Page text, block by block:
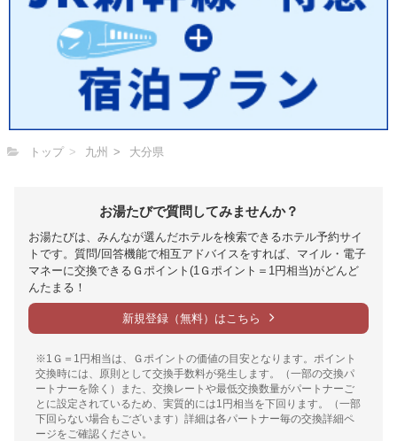
トップ 九州 大分県
お湯たびで質問してみませんか？
お湯たびは、みんなが選んだホテルを検索できるホテル予約サイ
トです。質問/回答機能で相互アドバイスをすれば、マイル・電子
マネーに交換できるＧポイント(1Ｇポイント＝1円相当)がどんど
んたまる！
新規登録（無料）はこちら
※1Ｇ＝1円相当は、Ｇポイントの価値の目安となります。ポイント
交換時には、原則として交換手数料が発生します。（一部の交換パ
ートナーを除く）また、交換レートや最低交換数量がパートナーご
とに設定されているため、実質的には1円相当を下回ります。（一部
下回らない場合もございます）詳細は各パートナー毎の交換詳細ペ
ージをご確認ください。